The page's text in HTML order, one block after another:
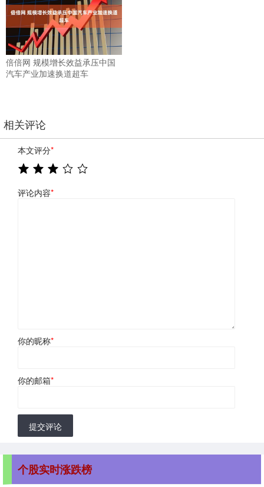
倍倍网 规模增长效益承压中国
汽车产业加速换道超车
相关评论
本文评分*
评论内容*
你的昵称*
你的邮箱*
提交评论
个股实时涨跌榜